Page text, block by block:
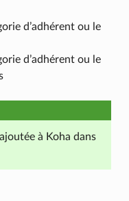
d’adhérent ou le
d’adhérent ou le
à Koha dans